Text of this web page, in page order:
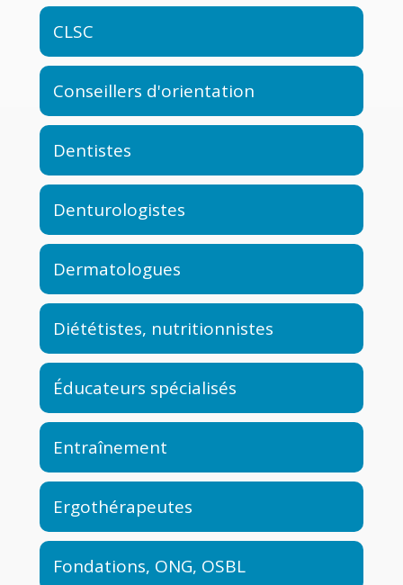
CLSC
Conseillers d'orientation
Dentistes
Denturologistes
Dermatologues
Diététistes, nutritionnistes
Éducateurs spécialisés
Entraînement
Ergothérapeutes
Fondations, ONG, OSBL